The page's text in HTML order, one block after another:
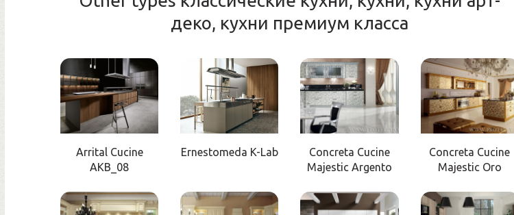
деко, кухни премиум класса
Arrital Cucine
AKB_08
Ernestomeda K-Lab
Concreta Cucine
Majestic Argento
Concreta Cucine
Majestic Oro